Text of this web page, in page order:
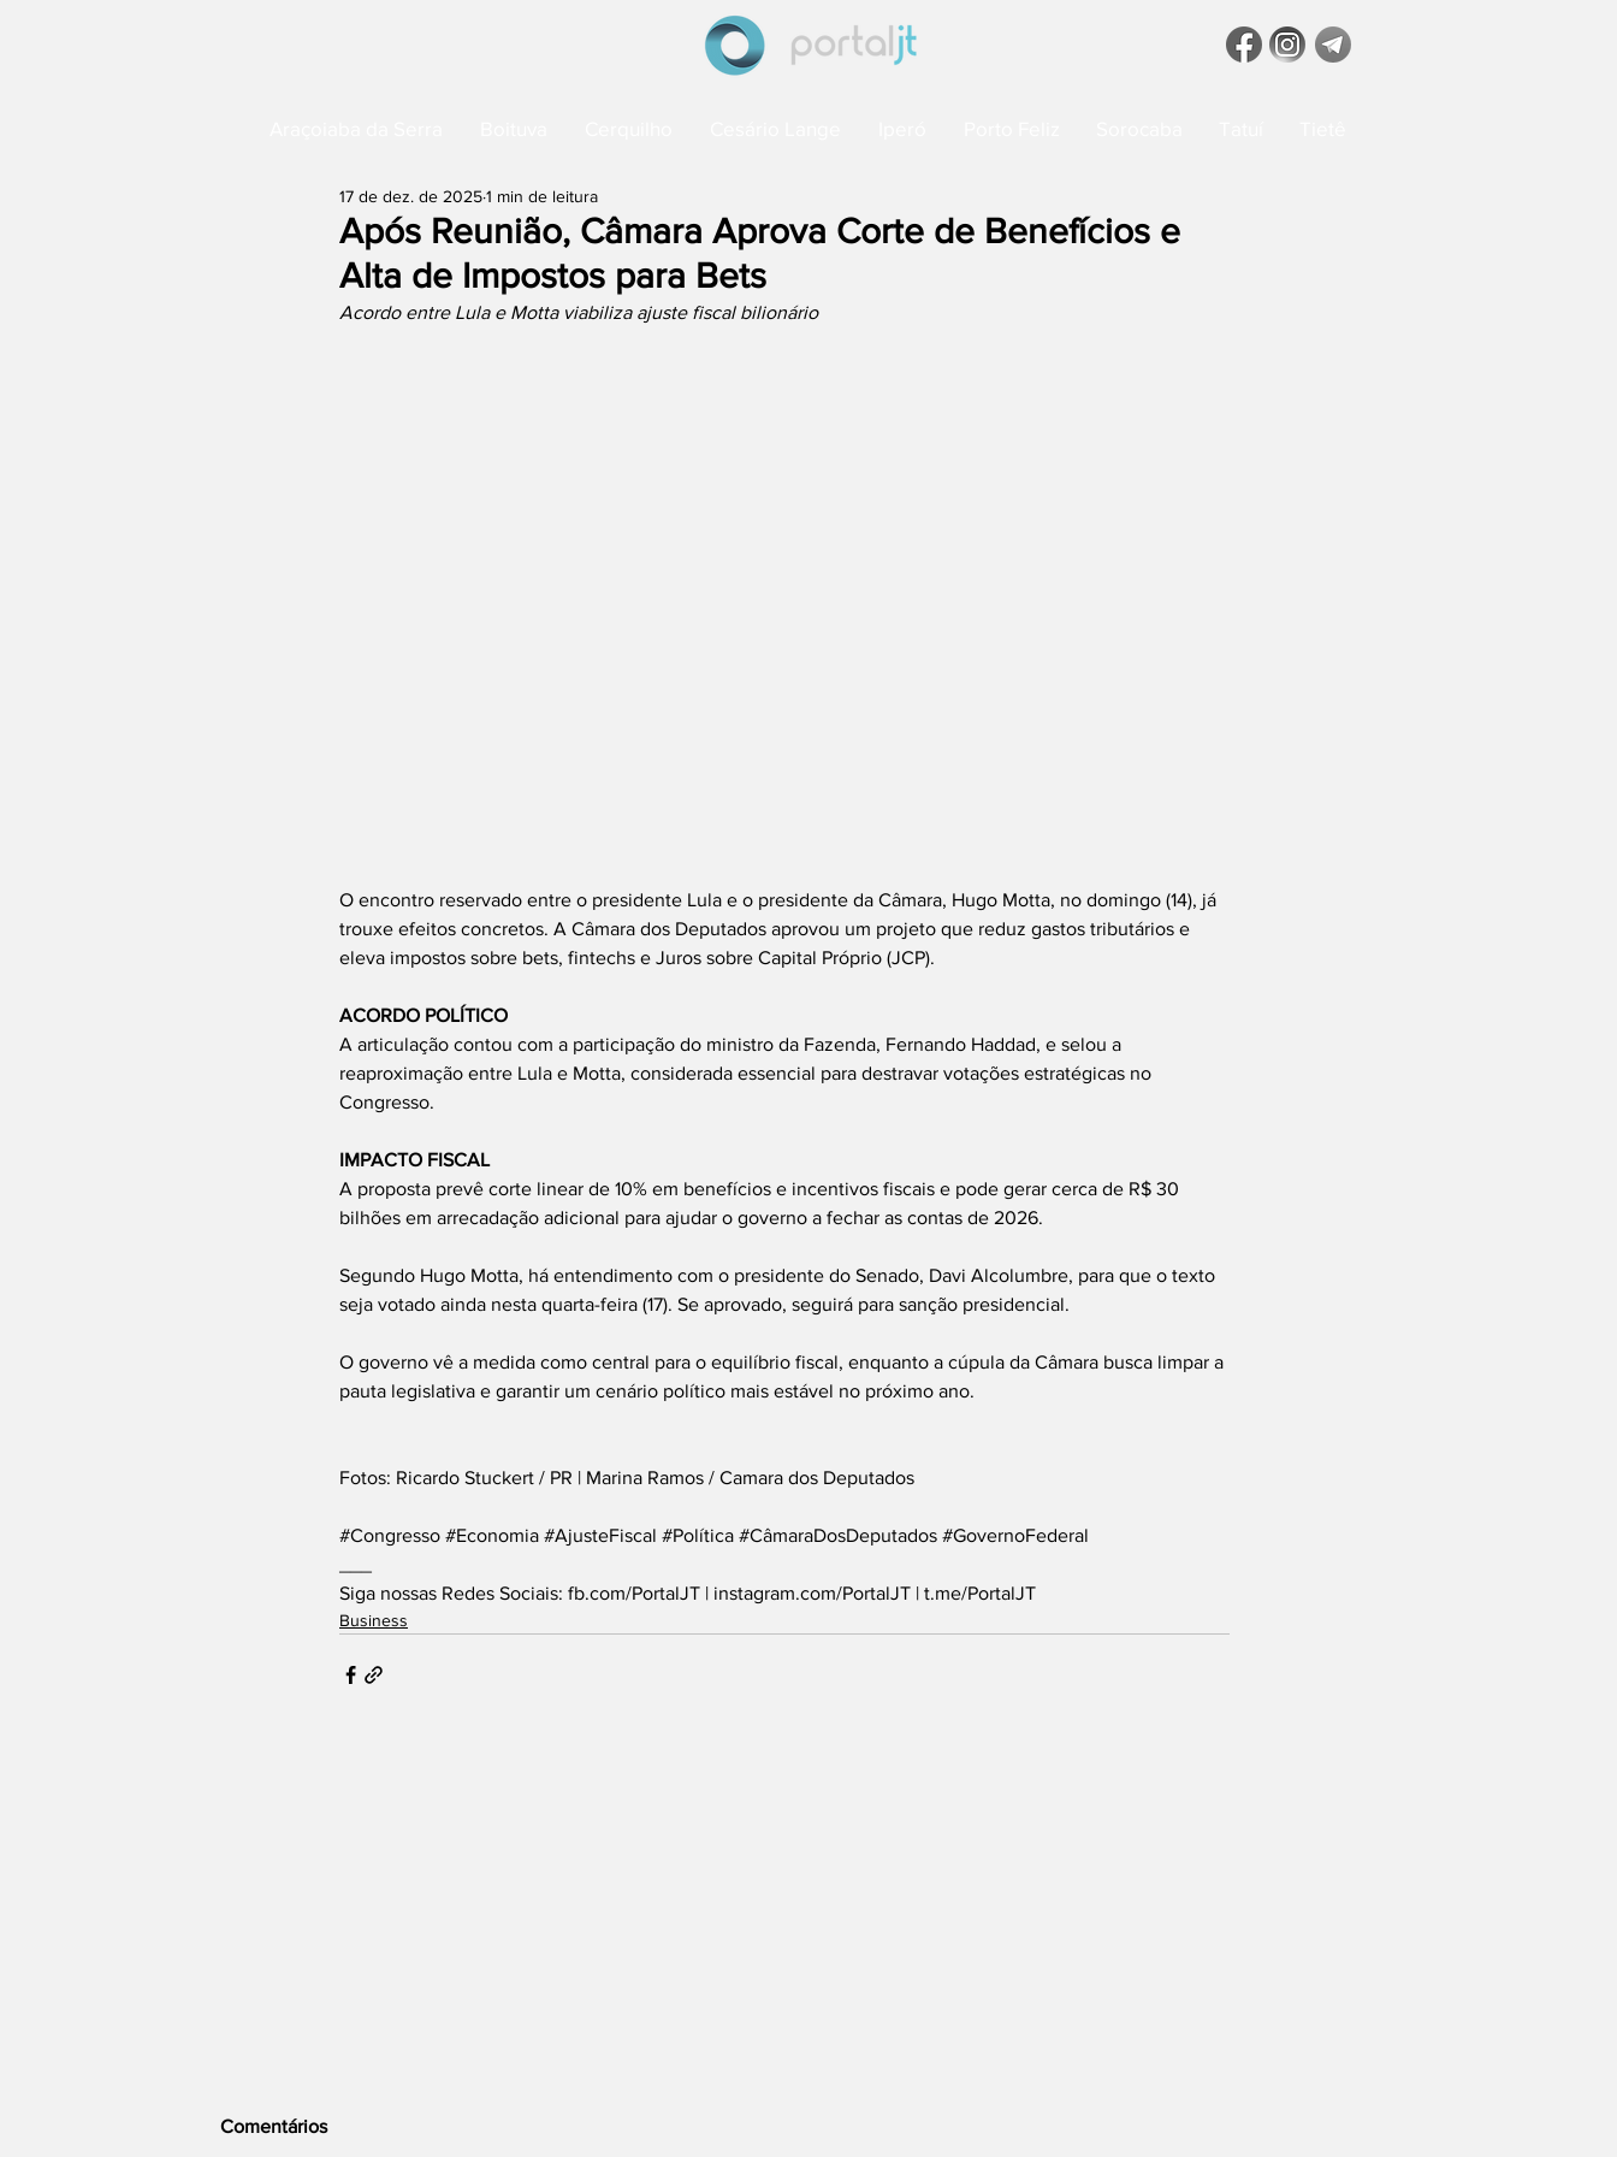
Após Reunião, Câmara Aprova Corte de Benefícios e
Alta de Impostos para Bets
17 de dez. de 20251 min de leitura
Acordo entre Lula e Motta viabiliza ajuste fiscal bilionário
O encontro reservado entre o presidente Lula e o presidente da Câmara, Hugo Motta, no domingo (14), já
trouxe efeitos concretos. A Câmara dos Deputados aprovou um projeto que reduz gastos tributários e
eleva impostos sobre bets, fintechs e Juros sobre Capital Próprio (JCP).
ACORDO POLÍTICO
A articulação contou com a participação do ministro da Fazenda, Fernando Haddad, e selou a
reaproximação entre Lula e Motta, considerada essencial para destravar votações estratégicas no
Congresso.
IMPACTO FISCAL
A proposta prevê corte linear de 10% em benefícios e incentivos fiscais e pode gerar cerca de R$ 30
bilhões em arrecadação adicional para ajudar o governo a fechar as contas de 2026.
Segundo Hugo Motta, há entendimento com o presidente do Senado, Davi Alcolumbre, para que o texto
seja votado ainda nesta quarta-feira (17). Se aprovado, seguirá para sanção presidencial.
O governo vê a medida como central para o equilíbrio fiscal, enquanto a cúpula da Câmara busca limpar a
pauta legislativa e garantir um cenário político mais estável no próximo ano.
Fotos: Ricardo Stuckert / PR | Marina Ramos / Camara dos Deputados
#Congresso #Economia #AjusteFiscal #Política #CâmaraDosDeputados #GovernoFederal
Siga nossas Redes Sociais: fb.com/PortalJT | instagram.com/PortalJT | t.me/PortalJT
Business
Comentários